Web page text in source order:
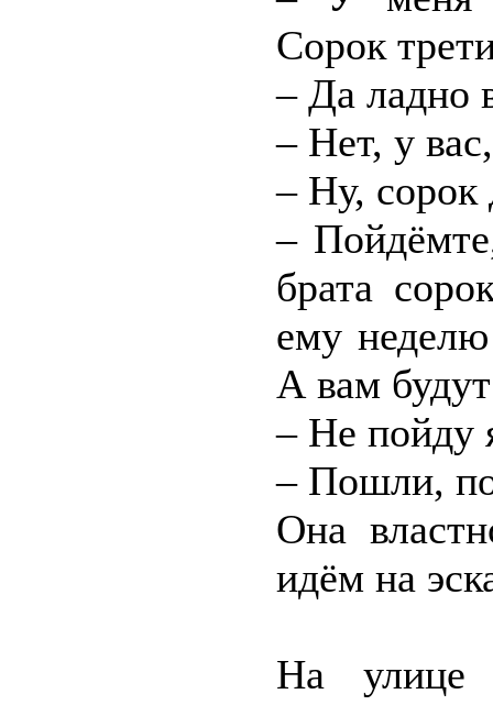
Сорок
– Да ладно
– Нет, у
– Ну, сорок
–
брата
ему
А вам
– Не пойду
– Пошли,
Она
идём на
На улице